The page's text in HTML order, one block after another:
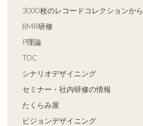
3000枚のレコードコレクションから
BMR研修
P理論
TOC
シナリオデザイニング
セミナー・社内研修の情報
たくらみ屋
ビジョンデザイニング